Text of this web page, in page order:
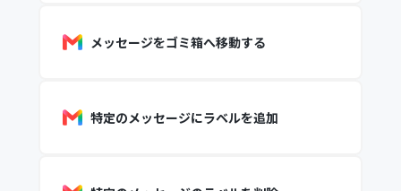
メッセージをゴミ箱へ移動する
特定のメッセージにラベルを追加